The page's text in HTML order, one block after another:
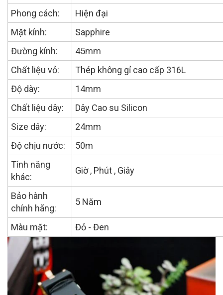
Phong cách:
Hiện đại
Mặt kính:
Sapphire
Đường kính:
45mm
Chất liệu vỏ:
Thép không gỉ cao cấp 316L
Độ dày:
14mm
Chất liệu dây:
Dây Cao su Silicon
Size dây:
24mm
Độ chịu nước:
50m
Tính năng
khác:
Giờ , Phút , Giây
Bảo hành
chính hãng:
5 Năm
Màu mặt: Đỏ - Đen